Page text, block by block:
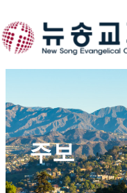
to
content
주보